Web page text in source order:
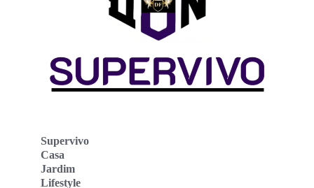
Supervivo
Casa
Jardim
Lifestyle